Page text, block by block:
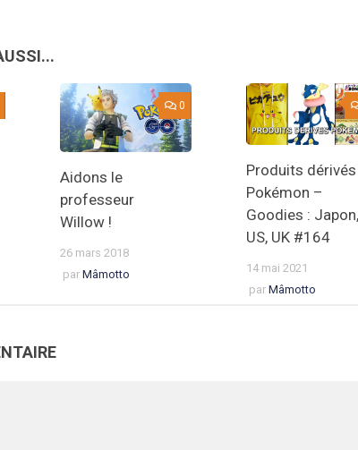
0
Aidons le
professeur
Willow !
26 mars 2018
par Mâmotto
Produits dérivés
Pokémon –
Goodies : Japon,
US, UK #164
14 mai 2021
par Mâmotto